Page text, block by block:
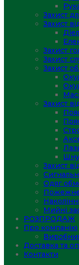
Захист
Захист
Захист
Захист
Захист
Захист
Захист
Одяг
Пожежне
Мийні
РОЗПРОДАЖ
Про компанію
Доставка та
Контакти